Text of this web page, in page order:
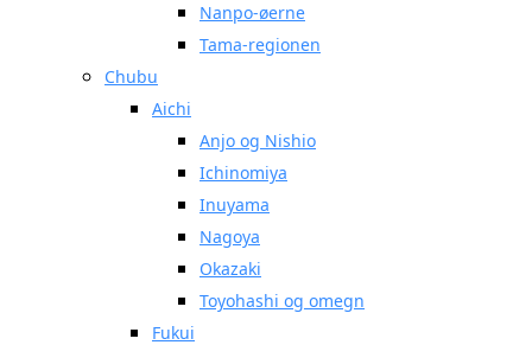
Nanpo-øerne
Tama-regionen
Chubu
Aichi
Anjo og Nishio
Ichinomiya
Inuyama
Nagoya
Okazaki
Toyohashi og omegn
Fukui